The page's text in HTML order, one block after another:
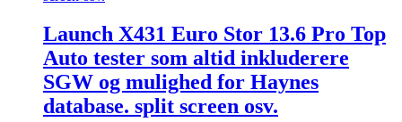
Launch X431 Euro Stor 13.6 Pro Top
Auto tester som altid inkluderere
SGW og mulighed for Haynes
database. split screen osv.